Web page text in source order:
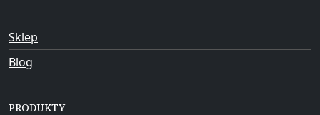
Sklep
Blog
PRODUKTY